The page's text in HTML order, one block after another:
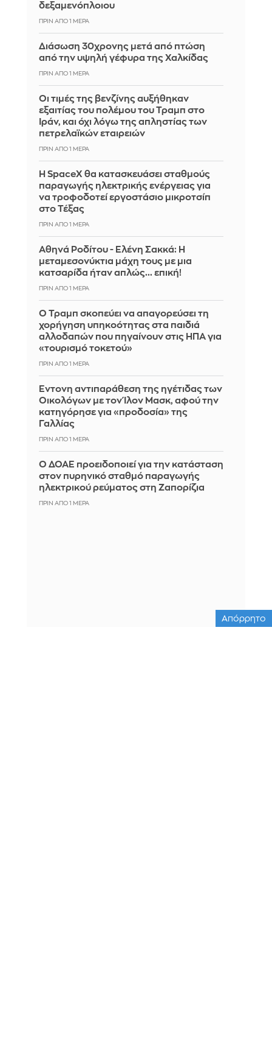
δεξαμενόπλοιου
ΠΡΙΝ ΑΠΌ 1 ΜΈΡΑ
Διάσωση 30χρονης μετά από πτώση
από την υψηλή γέφυρα της Χαλκίδας
ΠΡΙΝ ΑΠΌ 1 ΜΈΡΑ
Οι τιμές της βενζίνης αυξήθηκαν
εξαιτίας του πολέμου του Τραμπ στο
Ιράν, και όχι λόγω της απληστίας των
πετρελαϊκών εταιρειών
ΠΡΙΝ ΑΠΌ 1 ΜΈΡΑ
Η SpaceX θα κατασκευάσει σταθμούς
παραγωγής ηλεκτρικής ενέργειας για
να τροφοδοτεί εργοστάσιο μικροτσίπ
στο Τέξας
ΠΡΙΝ ΑΠΌ 1 ΜΈΡΑ
Αθηνά Ροδίτου - Ελένη Σακκά: Η
μεταμεσονύκτια μάχη τους με μια
κατσαρίδα ήταν απλώς... επική!
ΠΡΙΝ ΑΠΌ 1 ΜΈΡΑ
Ο Τραμπ σκοπεύει να απαγορεύσει τη
χορήγηση υπηκοότητας στα παιδιά
αλλοδαπών που πηγαίνουν στις ΗΠΑ για
«τουρισμό τοκετού»
ΠΡΙΝ ΑΠΌ 1 ΜΈΡΑ
Έντονη αντιπαράθεση της ηγέτιδας των
Οικολόγων με τον Ίλον Μασκ, αφού την
κατηγόρησε για «προδοσία» της
Γαλλίας
ΠΡΙΝ ΑΠΌ 1 ΜΈΡΑ
Ο ΔΟΑΕ προειδοποιεί για την κατάσταση
στον πυρηνικό σταθμό παραγωγής
ηλεκτρικού ρεύματος στη Ζαπορίζια
ΠΡΙΝ ΑΠΌ 1 ΜΈΡΑ
Απόρρητο